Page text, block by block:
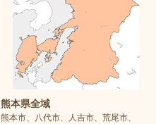
熊本県全域
熊本市、八代市、人吉市、荒尾市、